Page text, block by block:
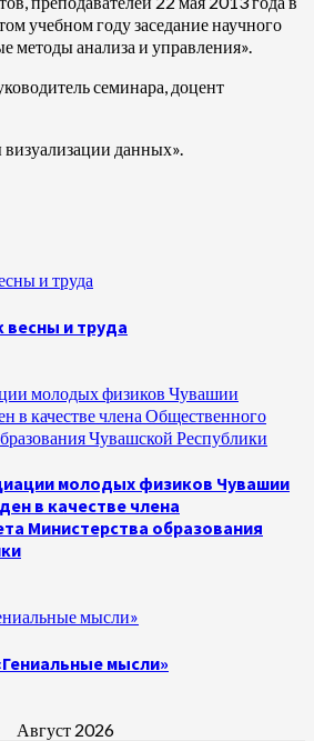
учебном году заседание научного
методы анализа и управления».
семинара, доцент
данных».
и труда
весны и труда
молодых физиков Чувашии
в качестве члена Общественного
Чувашской Республики
молодых физиков Чувашии
в качестве члена
Министерства образования
мысли»
мысли»
Август 2026